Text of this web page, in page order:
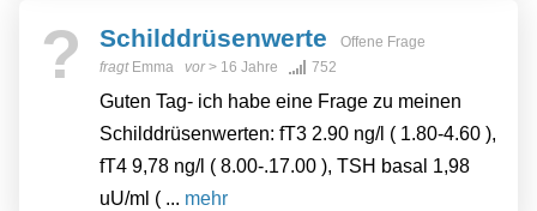
? Schilddrüsenwerte
Offene Frage
fragt Emma vor> 16 Jahre 752
Guten Tag- ich habe eine Frage zu meinen
Schilddrüsenwerten: fT3 2.90 ng/l ( 1.80-4.60 ),
fT4 9,78 ng/l ( 8.00-.17.00 ), TSH basal 1,98
uU/ml ( ... mehr